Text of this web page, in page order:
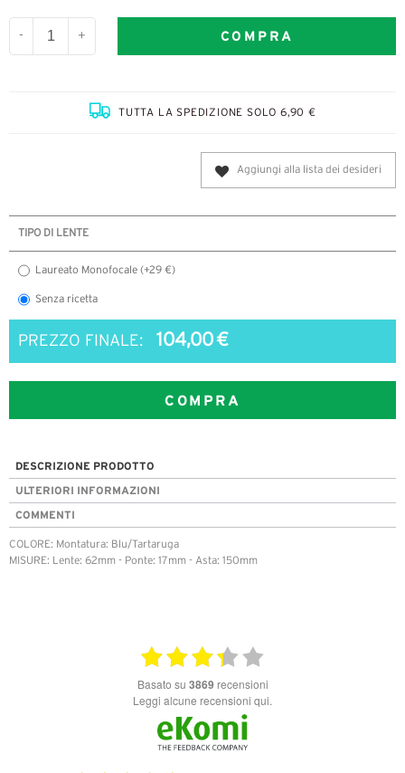
- + COMPRA
TUTTA LA SPEDIZIONE SOLO 6,90 €
Aggiungi alla lista dei desideri
TIPO DI LENTE
Laureato Monofocale (+29 €)
Senza ricetta
PREZZO FINALE: 104,00 €
COMPRA
DESCRIZIONE PRODOTTO
ULTERIORI INFORMAZIONI
COMMENTI
COLORE: Montatura: Blu/Tartaruga
MISURE: Lente: 62mm - Ponte: 17mm - Asta: 150mm
basato su 3869 recensioni
Leggi alcune recensioni qui.